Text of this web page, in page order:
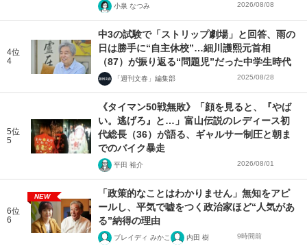
小泉 なつみ 2026/08/08
4位
4
中3の試験で「ストリップ劇場」と回答、雨の
日は勝手に“自主休校”…細川護熙元首相
（87）が振り返る“問題児”だった中学生時代
「週刊文春」編集部 2025/08/28
5位
5
《タイマン50戦無敗》「顔を見ると、『やば
い。逃げろ』と…」富山伝説のレディース初
代総長（36）が語る、ギャルサー制圧と朝ま
でのバイク暴走
平田 裕介 2026/08/01
6位
6
NEW
「政策的なことはわかりません」無知をアピ
ールし、平気で嘘をつく政治家ほど“人気があ
る”納得の理由
ブレイディ みかこ 内田 樹 9時間前